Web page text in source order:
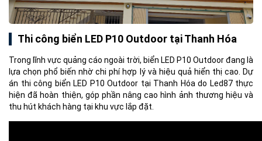
Thi công biển LED P10 Outdoor tại Thanh Hóa
Trong lĩnh vực quảng cáo ngoài trời, biển LED P10 Outdoor đang là
lựa chọn phổ biến nhờ chi phí hợp lý và hiệu quả hiển thị cao. Dự
án thi công biển LED P10 Outdoor tại Thanh Hóa do Led87 thực
hiện đã hoàn thiện, góp phần nâng cao hình ảnh thương hiệu và
thu hút khách hàng tại khu vực lắp đặt.